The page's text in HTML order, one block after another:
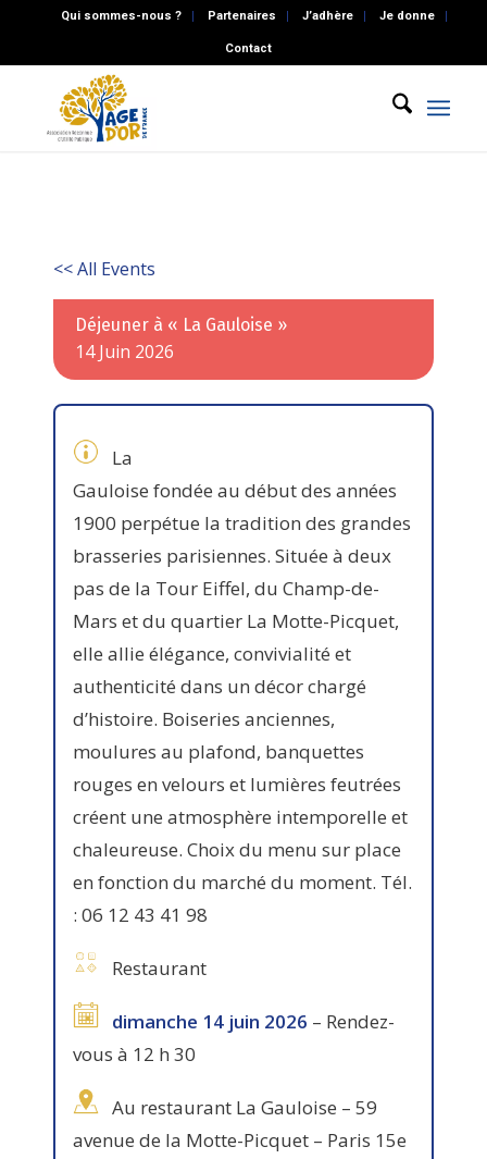
Qui sommes-nous ? Partenaires J’adhère Je donne
Contact
<< All Events
Déjeuner à « La Gauloise »
14 Juin 2026
La
Gauloise fondée au début des années
1900 perpétue la tradition des grandes
brasseries parisiennes. Située à deux
pas de la Tour Eiffel, du Champ-de-
Mars et du quartier La Motte-Picquet,
elle allie élégance, convivialité et
authenticité dans un décor chargé
d’histoire. Boiseries anciennes,
moulures au plafond, banquettes
rouges en velours et lumières feutrées
créent une atmosphère intemporelle et
chaleureuse. Choix du menu sur place
en fonction du marché du moment. Tél.
: 06 12 43 41 98
Restaurant
dimanche 14 juin 2026 – Rendez-
vous à 12 h 30
Au restaurant La Gauloise – 59
avenue de la Motte-Picquet – Paris 15e